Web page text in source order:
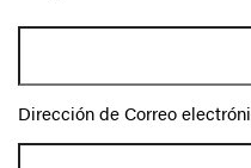
Dirección
Correo
electrónico
Dirección de Correo
Teléfono